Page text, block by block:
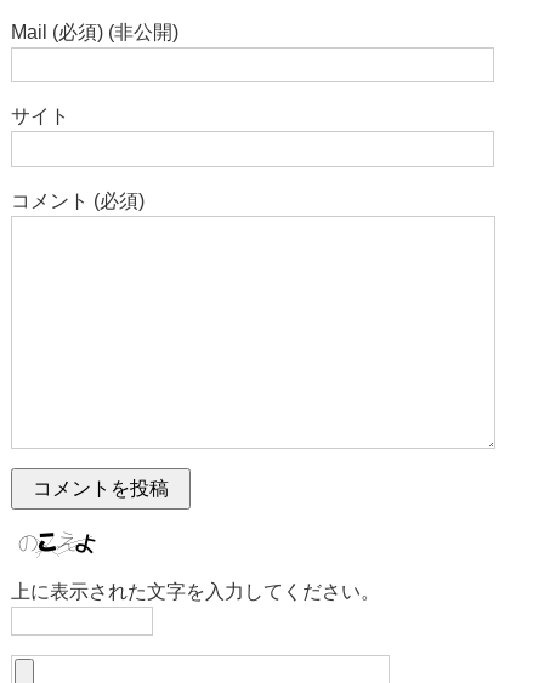
Mail (必須) (非公開)
サイト
コメント (必須)
上に表示された文字を入力してください。